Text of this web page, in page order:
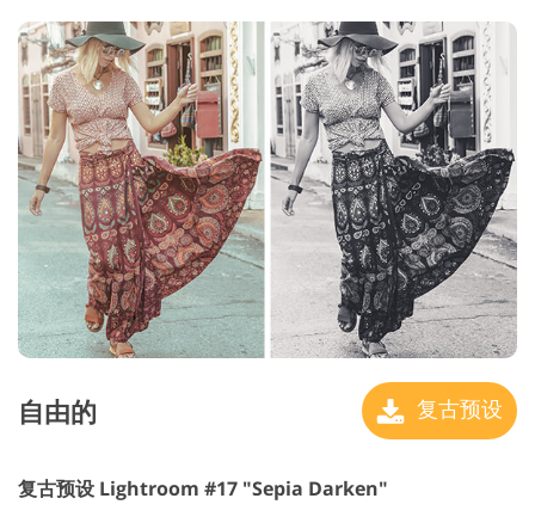
自由的 复古预设
复古预设 Lightroom #17 "Sepia Darken"